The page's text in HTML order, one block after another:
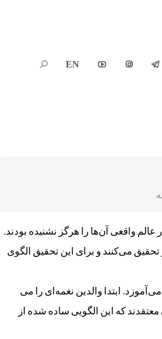



EN

واقعی آن‌ها را هرگز نشنیده بودند.
می‌کنند و برای این تحقیق الگوی
ابتدا والدین نغمه‌ای را می
که این الگویی ساده شده از